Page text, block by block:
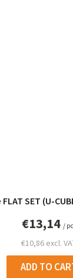
SET (U-
€10,86 excl.
€13,14 /
ADD TO